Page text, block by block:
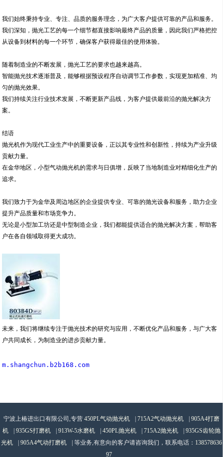
我们始终秉持专业、专注、品质的服务理念，为广大客户提供可靠的产品和服务。
我们深知，抛光工艺的每一个细节都直接影响最终产品的质量，因此我们严格把控
从设备到材料的每一个环节，确保客户获得最佳的使用体验。
随着制造业的不断发展，抛光工艺的要求也越来越高。
智能抛光技术逐渐普及，能够根据预设程序自动调节工作参数，实现更加精准、均
匀的抛光效果。
我们持续关注行业技术发展，不断更新产品线，为客户提供最前沿的抛光解决方
案。
结语
抛光机作为现代工业生产中的重要设备，正以其专业性和创新性，持续为产业升级
贡献力量。
在金华地区，小型气动抛光机的需求与日俱增，反映了当地制造业对精细化生产的
追求。
我们致力于为金华及周边地区的企业提供专业、可靠的抛光设备和服务，助力企业
提升产品质量和市场竞争力。
无论是小型加工坊还是中型制造企业，我们都能提供适合的抛光解决方案，帮助客
户在各自领域取得更大成功。
未来，我们将继续专注于抛光技术的研究与应用，不断优化产品和服务，与广大客
户共同成长，为制造业的进步贡献力量。
m.shangchun.b2b168.com
宁波上椿进出口有限公司,专营 450PL气动抛光机 | 715A2气动抛光机 | 905A4打磨
机
| 935GS打磨机 | 913W-5水磨机 | 450PL抛光机 | 715A2抛光机 | 935GS齿轮抛
光机
| 905A4气动打磨机 | 等业务,有意向的客户请咨询我们，联系电话： 138578636
97